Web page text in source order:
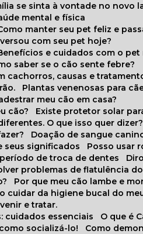
se sinta à vontade no novo
mental e física
Como manter seu pet feliz e
com seu pet hoje?
e cuidados com o pet
saber se o cão sente febre?
cachorros, causas e
Plantas venenosas para
adestrar meu cão em casa?
cão?
Existe protetor solar
O que isso quer dizer?
Doação de sangue
seus significados
Posso usar
período de troca de dentes
problemas de flatulência
Por que meu cão lambe e
cuidar da higiene bucal do
e tratar.
cuidados essenciais
O que é
socializá-lo!
Como